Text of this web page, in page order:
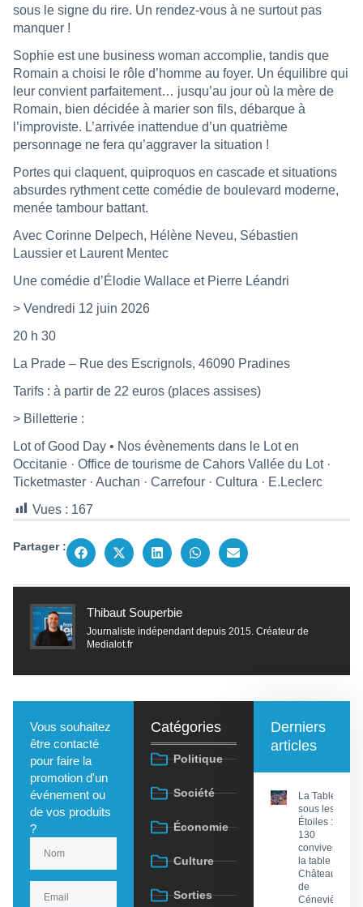
sous le signe du rire. Un rendez-vous à ne surtout pas
manquer !
Sophie est une business woman accomplie, tandis que
Romain a choisi le rôle d’homme au foyer. Un équilibre qui
leur convient parfaitement… jusqu’au jour où la mère de
Romain, bien décidée à marier son fils, débarque à
l’improviste. L’arrivée inattendue d’un quatrième
personnage ne fera qu’aggraver la situation !
Portes qui claquent, quiproquos en cascade et situations
absurdes rythment cette comédie de boulevard moderne,
menée tambour battant.
Avec Corinne Delpech, Hélène Neveu, Sébastien
Laussier et Laurent Mentec
Une comédie d’Élodie Wallace et Pierre Léandri
> Vendredi 12 juin 2026
20 h 30
La Prade – Rue des Escrignols, 46090 Pradines
Tarifs : à partir de 22 euros (places assises)
> Billetterie :
Lot of Good Day • Nos évènements dans le Lot en
Occitanie · Office de tourisme de Cahors Vallée du Lot ·
Ticketmaster · Auchan · Carrefour · Cultura · E.Leclerc
Vues : 167
Partager :
Thibaut Souperbie
Journaliste indépendant depuis 2015. Créateur de
Medialot.fr
Vous souhaitez
être contacté
pour faire la
promotion d'un
événement ou
de vos produits
?
Catégories
Politique
Société
Économie
Culture
Sorties
Derniers
articles
La Tablée
sous les
Étoiles :
130
convives à
la table du
Château
de
Cénevières